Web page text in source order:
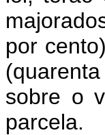
por
sobre o
parcela.